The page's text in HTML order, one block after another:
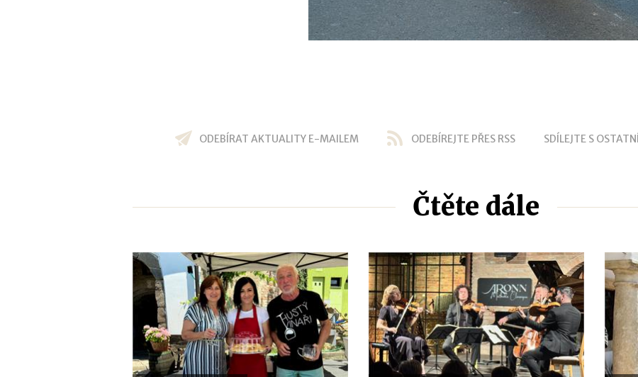
ODEBÍRAT AKTUALITY E-MAILEM ODEBÍREJTE PŘES RSS SDÍLEJTE S
Čtěte dále